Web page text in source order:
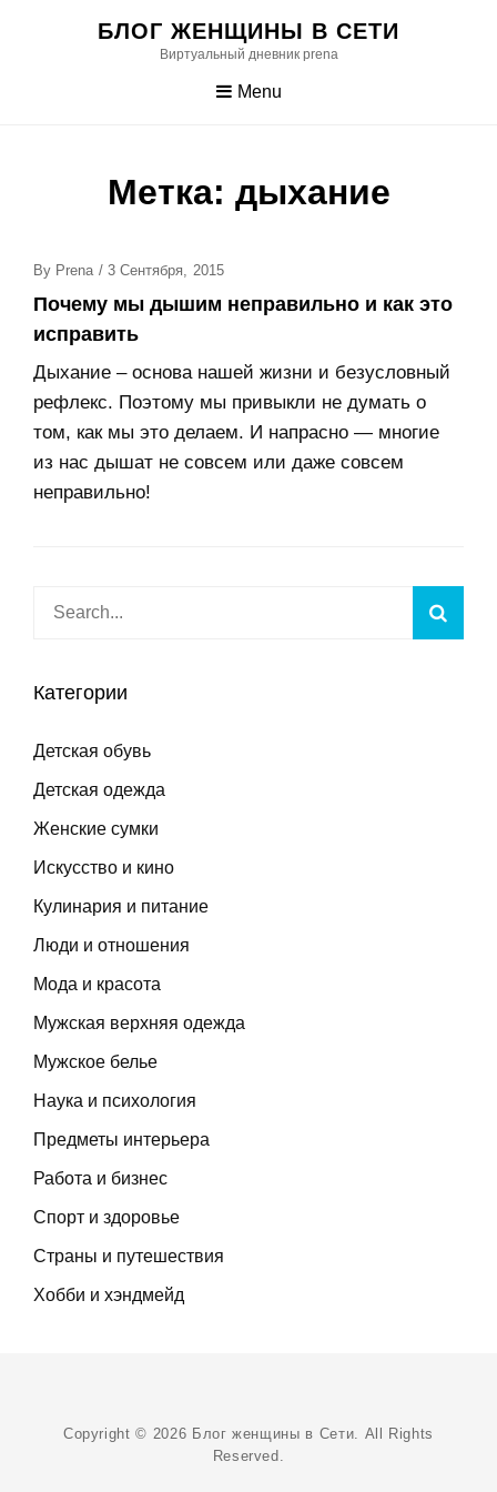
БЛОГ ЖЕНЩИНЫ В СЕТИ
Виртуальный дневник prena
Menu
Метка: дыхание
By Prena/ Posted
3 Сентября, 2015
Почему мы дышим неправильно и как это
исправить
Дыхание – основа нашей жизни и безусловный
рефлекс. Поэтому мы привыкли не думать о
том, как мы это делаем. И напрасно — многие
из нас дышат не совсем или даже совсем
неправильно!
Категории
Детская обувь
Детская одежда
Женские сумки
Искусство и кино
Кулинария и питание
Люди и отношения
Мода и красота
Мужская верхняя одежда
Мужское белье
Наука и психология
Предметы интерьера
Работа и бизнес
Спорт и здоровье
Страны и путешествия
Хобби и хэндмейд
Copyright © 2026 Блог женщины в Сети. All Rights
Reserved.